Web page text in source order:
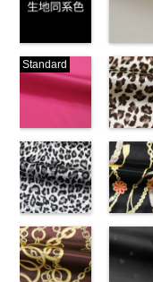
(-/TK)
http://www.anys.co.jp/wp-
content/uploads/2013/
ステル100％
CHARALIST、
d.、
DOLCELABY、
JEANNE、
LUNAMARY、
LUNAMARY
(221/
http://
content/
221 ベ
ステル
d.、
(777/OT)
http://www.anys.co.jp/wp-
content/uploads/2013/08/
777 ピンク
ステル100％
CHARALIST、
d.、
Standard
ブラウ
55-B/
http://
55-b.jpg
ブラ
グレー
(KKP1092-
55-C/UN)
ト柄ブ
137-D/